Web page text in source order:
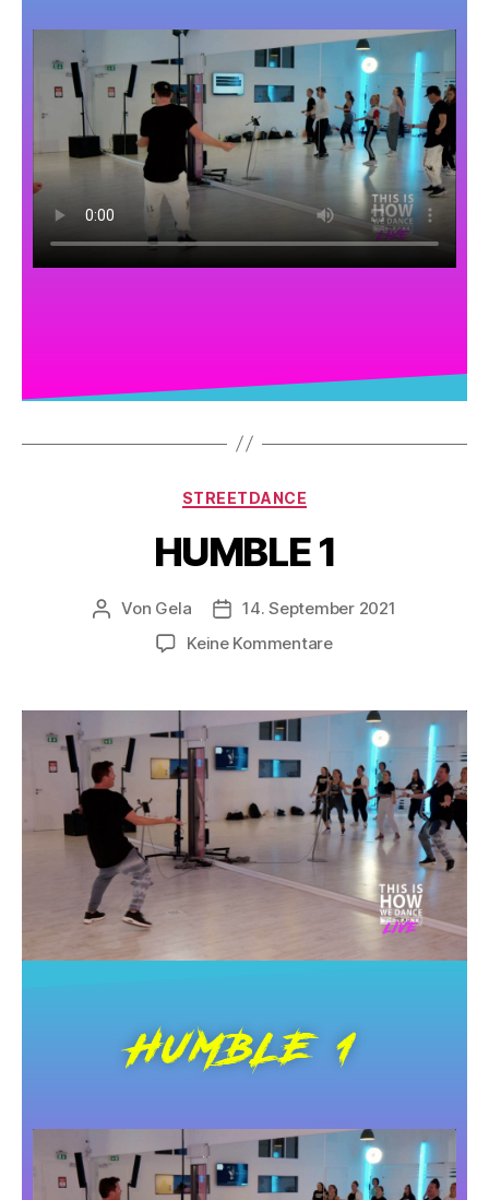
STREETDANCE
HUMBLE 1
Von Gela
14. September 2021
Keine Kommentare
HUMBLE 1